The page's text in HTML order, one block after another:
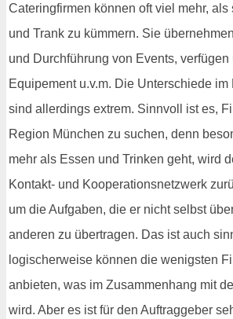
Cateringfirmen können oft viel mehr,
und Trank zu kümmern. Sie
und Durchführung von Events,
Equipement u.v.m. Die Unterschiede
sind allerdings extrem. Sinnvoll ist es,
Region München zu suchen, denn
mehr als Essen und Trinken geht, wird
Kontakt- und Kooperationsnetzwerk
um die Aufgaben, die er nicht selbst
anderen zu übertragen. Das ist auch
logischerweise können die wenigsten
anbieten, was im Zusammenhang mit
wird. Aber es ist für den Auftraggeber